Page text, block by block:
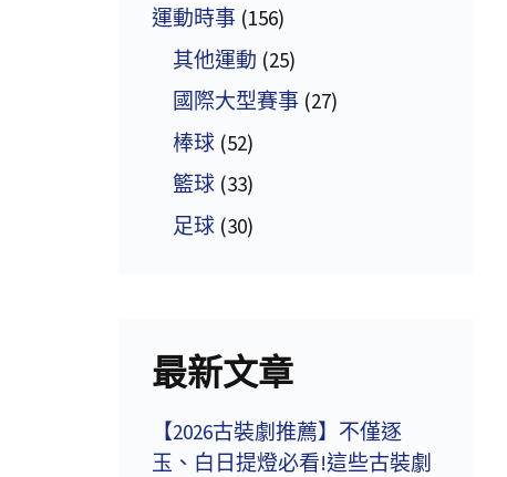
運動時事 (156)
其他運動 (25)
國際大型賽事 (27)
棒球 (52)
籃球 (33)
足球 (30)
最新文章
【2026古裝劇推薦】不僅逐
玉、白日提燈必看!這些古裝劇